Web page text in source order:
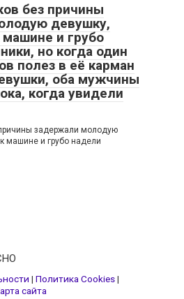
без причины
девушку,
и грубо
но когда один
полез в её карман
оба мужчины
когда увидели
задержали молодую
машине и грубо надели
| Политика Cookies|
сайта